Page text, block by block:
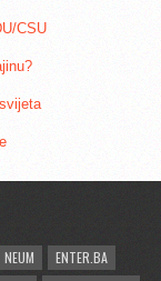
CSU
NEUM
ENTER.BA